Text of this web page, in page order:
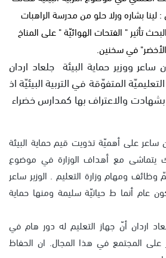
لينا بشاره ورلا حلو من مدرسة الراهبات
تأثير " الفتحات الهوائيّة " على المناخ
في سخنين.
ووزير حماية البيئة جلعاد اردان
المتفوّقة في التربية البيئيّة اذ
والاعتراف بها كمدارس خضراء
ساعر على أهميّة تذويت قيم حماية البيئة
يتماشى مع أهداف الوزارة في موضوع
وظائف ومهام وزارة التعليم . الوزير ساعر
عام 2012 سيكون عام أنما ط حياتيّة سليمة ومنها حماية
اردان أنّ جهاز التعليم له دور هام في
على المجتمع في هذا المجال. ان الحفاظ